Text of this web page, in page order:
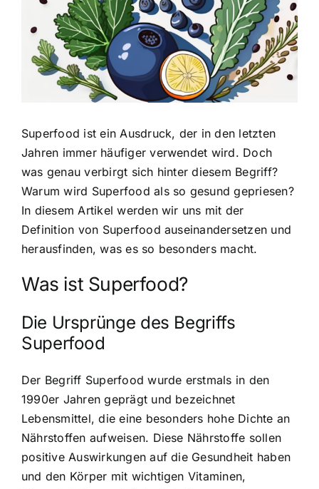
Superfood ist ein Ausdruck, der in den letzten
Jahren immer häufiger verwendet wird. Doch
was genau verbirgt sich hinter diesem Begriff?
Warum wird Superfood als so gesund gepriesen?
In diesem Artikel werden wir uns mit der
Definition von Superfood auseinandersetzen und
herausfinden, was es so besonders macht.
Was ist Superfood?
Die Ursprünge des Begriffs
Superfood
Der Begriff Superfood wurde erstmals in den
1990er Jahren geprägt und bezeichnet
Lebensmittel, die eine besonders hohe Dichte an
Nährstoffen aufweisen. Diese Nährstoffe sollen
positive Auswirkungen auf die Gesundheit haben
und den Körper mit wichtigen Vitaminen,